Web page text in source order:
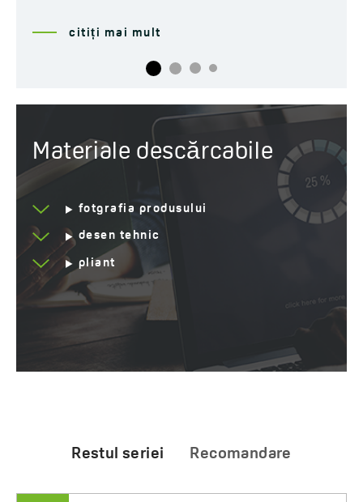
citiți mai mult
Materiale descărcabile
fotgrafia produsului
desen tehnic
pliant
Restul seriei Recomandare